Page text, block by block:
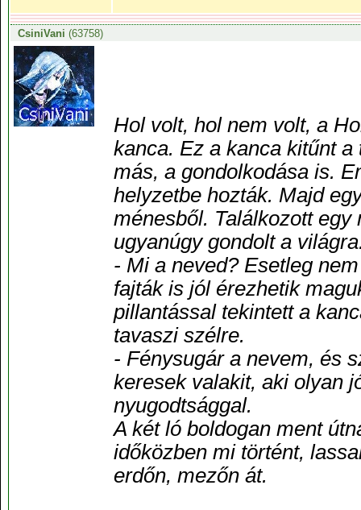
CsiniVani (63758)
Hol volt, hol nem volt, a
kanca. Ez a kanca kitűnt
más, a gondolkodása is.
helyzetbe hozták. Majd
ménesből. Találkozott
ugyanúgy gondolt a
- Mi a neved? Esetleg
fajták is jól érezhetik
pillantással tekintett a
tavaszi szélre.
- Fénysugár a nevem, és
keresek valakit, aki olyan
nyugodtsággal.
A két ló boldogan ment
időközben mi történt,
erdőn, mezőn át.